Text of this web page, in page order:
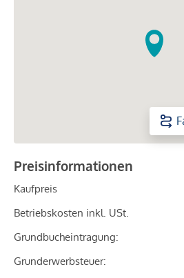
Preisinformationen
Kaufpreis
Betriebskosten inkl. USt.
Grundbucheintragung:
Grunderwerbsteuer: